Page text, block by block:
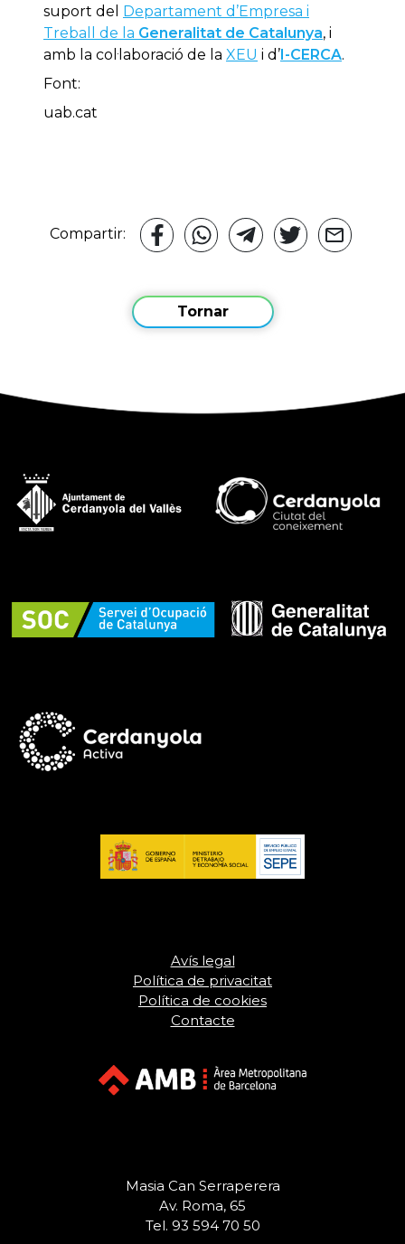
suport del Departament d’Empresa i
Treball de la Generalitat de Catalunya, i
amb la col·laboració de la XEU i d’I-CERCA.
Font:
uab.cat
Compartir:
Tornar
Avís legal
Política de privacitat
Política de cookies
Contacte
Masia Can Serraperera
Av. Roma, 65
Tel. 93 594 70 50